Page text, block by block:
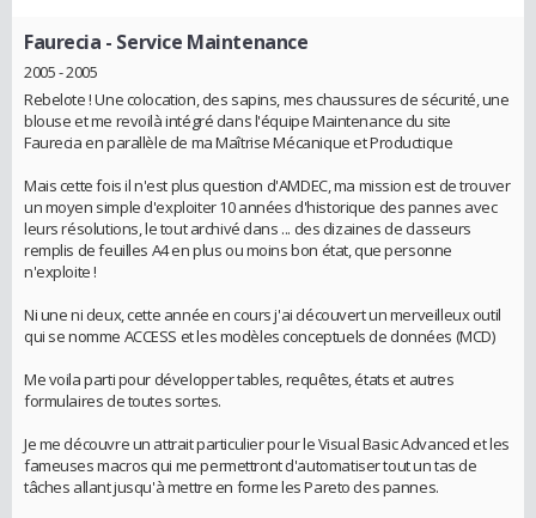
Faurecia - Service Maintenance
2005 - 2005
Rebelote ! Une colocation, des sapins, mes chaussures de sécurité, une
blouse et me revoilà intégré dans l'équipe Maintenance du site
Faurecia en parallèle de ma Maîtrise Mécanique et Productique
Mais cette fois il n'est plus question d'AMDEC, ma mission est de trouver
un moyen simple d'exploiter 10 années d'historique des pannes avec
leurs résolutions, le tout archivé dans ... des dizaines de classeurs
remplis de feuilles A4 en plus ou moins bon état, que personne
n'exploite !
Ni une ni deux, cette année en cours j'ai découvert un merveilleux outil
qui se nomme ACCESS et les modèles conceptuels de données (MCD)
Me voila parti pour développer tables, requêtes, états et autres
formulaires de toutes sortes.
Je me découvre un attrait particulier pour le Visual Basic Advanced et les
fameuses macros qui me permettront d'automatiser tout un tas de
tâches allant jusqu'à mettre en forme les Pareto des pannes.